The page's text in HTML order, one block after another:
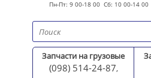
Пн-Пт: 9 00-18 00 Сб: 10 00-14
Запчасти на грузовые
(098) 514-24-87,